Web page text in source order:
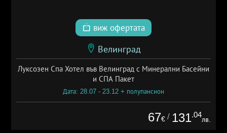
виж офертата
Велинград
Луксозен Спа Хотел във Велинград с Минерални Басейни
и СПА Пакет
Дата: 28.07 - 23.12 + полупансион
67€ / 131.04
лв.